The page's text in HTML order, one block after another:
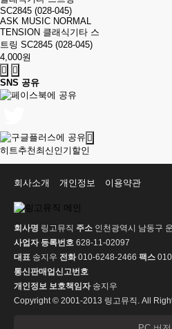
ASK MUSIC NORMAL
TENSION 클래식기타 스
트링 SC2845 (028-045)
4,000원
SNS 공유
히트추천 최신 인기 할인
회사소개 개인정보 이용약관
회사명 링고뮤직 주소 인천광역시 남동구
사업자 등록번호 628-11-02097
대표 송지우 전화010-6248-2466 팩스
통신판매업신고번호
개인정보 보호책임자송지우
Copyright © 2001-2013 링고뮤직. All